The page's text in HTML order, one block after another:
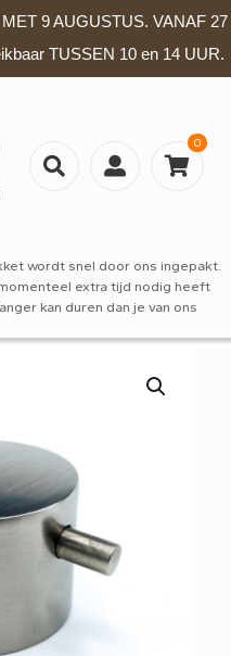
9 AUGUSTUS. VANAF 27
TUSSEN 10 en 14 UUR.
0
wordt snel door ons ingepakt.
extra tijd nodig heeft
kan duren dan je van ons